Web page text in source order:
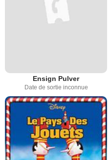
Ensign Pulver
Date de sortie inconnue